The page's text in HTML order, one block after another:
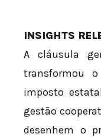
INSIGHTS
A cláusula
transformou
imposto
gestão
desenhem o